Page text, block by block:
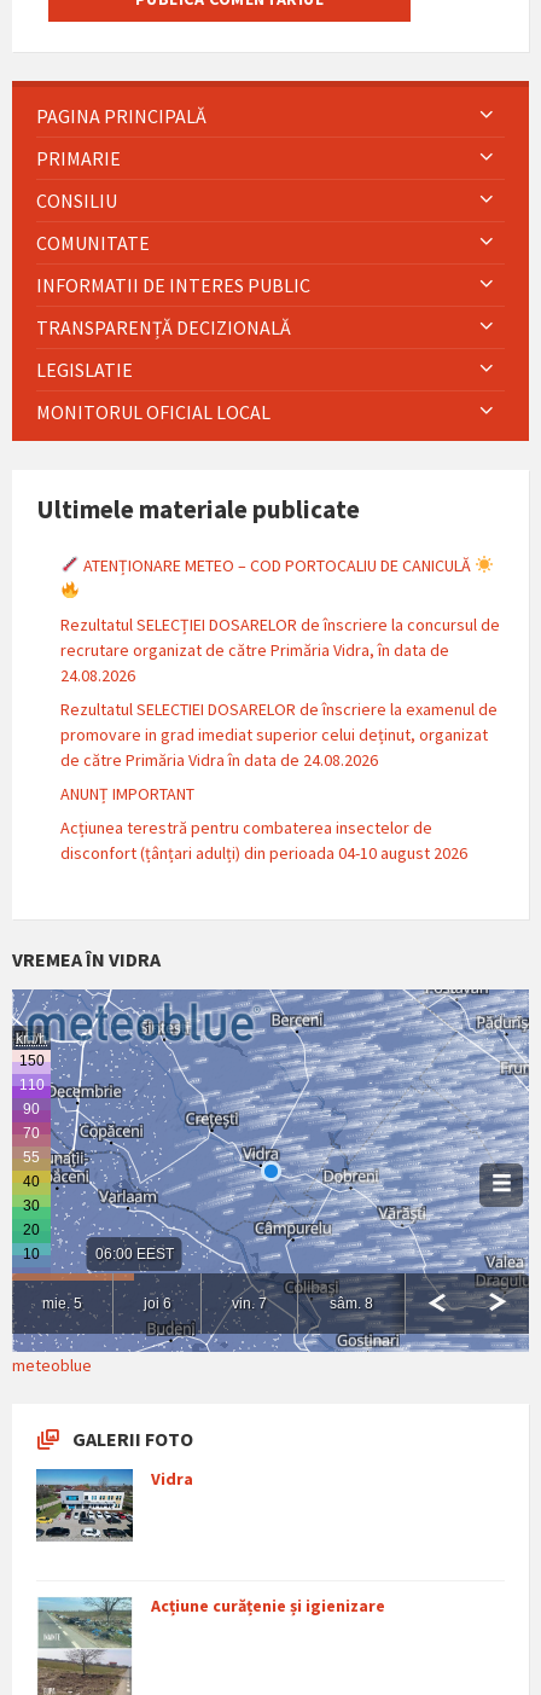
PAGINA PRINCIPALĂ
PRIMARIE
CONSILIU
COMUNITATE
INFORMATII DE INTERES PUBLIC
TRANSPARENȚĂ DECIZIONALĂ
LEGISLATIE
MONITORUL OFICIAL LOCAL
Ultimele materiale publicate
ATENȚIONARE METEO – COD PORTOCALIU DE CANICULĂ
Rezultatul SELECȚIEI DOSARELOR de înscriere la concursul de
recrutare organizat de către Primăria Vidra, în data de
24.08.2026
Rezultatul SELECTIEI DOSARELOR de înscriere la examenul de
promovare in grad imediat superior celui deținut, organizat
de către Primăria Vidra în data de 24.08.2026
ANUNȚ IMPORTANT
Acțiunea terestră pentru combaterea insectelor de
disconfort (țânțari adulți) din perioada 04-10 august 2026
VREMEA ÎN VIDRA
meteoblue
GALERII FOTO
Vidra
Acțiune curățenie și igienizare